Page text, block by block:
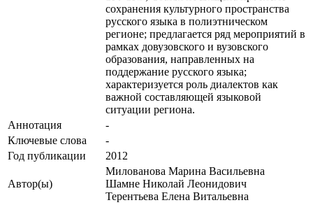
сохранения культурного пространства
русского языка в полиэтническом
регионе; предлагается ряд мероприятий в
рамках довузовского и вузовского
образования, направленных на
поддержание русского языка;
характеризуется роль диалектов как
важной составляющей языковой
ситуации региона.
Аннотация
-
Ключевые cлова
-
Год публикации
2012
Автор(ы)
Милованова Марина Васильевна
Шамне Николай Леонидович
Терентьева Елена Витальевна